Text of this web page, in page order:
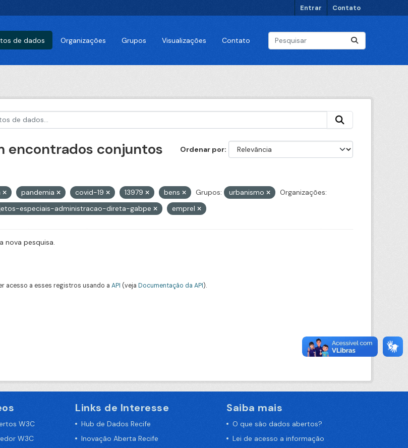
Entrar Contato
de dados Organizações Grupos Visualizações Contato
Ordenar por
encontrados conjuntos
pandemia covid-19 13979 bens Grupos: urbanismo
Organizações:
especiais-administracao-direta-gabpe
emprel
nova pesquisa.
acesso a esses registros usando a API (veja Documentação da API).
W3C
W3C
Links de Interesse
Hub de Dados Recife
Inovação Aberta Recife
Saiba mais
O que são dados abertos?
Lei de acesso a informação